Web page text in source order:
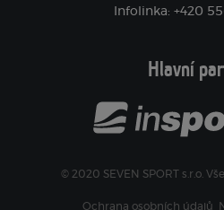
Infolinka: +420
Hlavní
© 2020 SEVEN SPORT s.r.o.
Ochrana osobních údajů